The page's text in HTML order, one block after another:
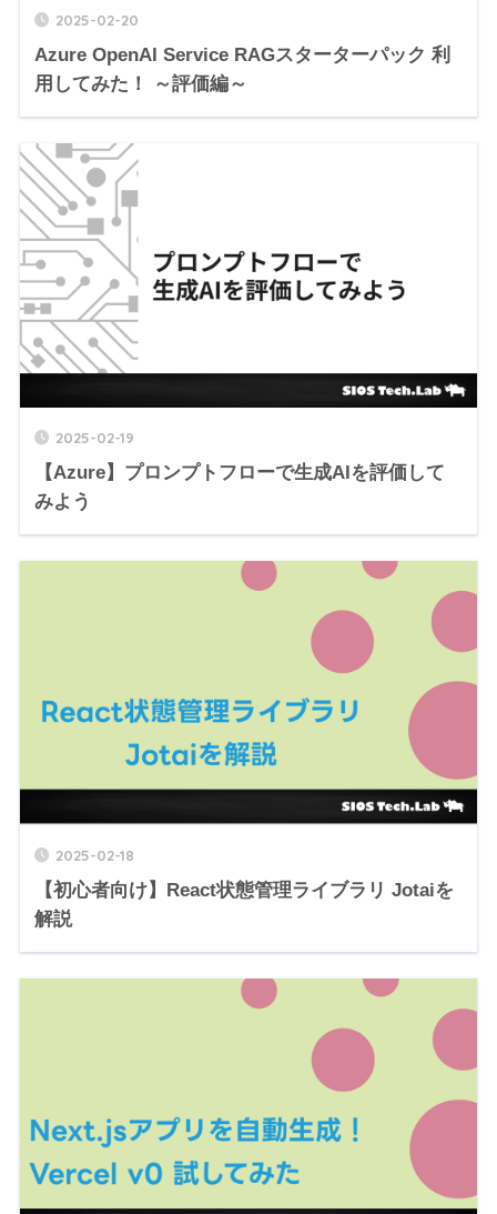
2025-02-20
Azure OpenAI Service RAGスターターパック 利
用してみた！ ～評価編～
2025-02-19
【Azure】プロンプトフローで生成AIを評価して
みよう
2025-02-18
【初心者向け】React状態管理ライブラリ Jotaiを
解説